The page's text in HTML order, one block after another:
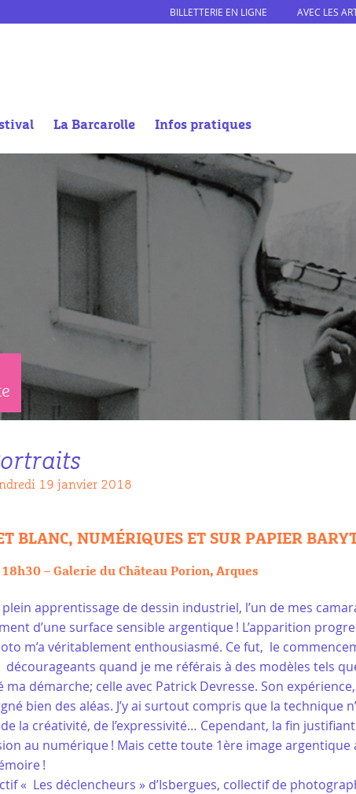
BILLETTERIE EN LIGNE AVEC LES
La Barcarolle Infos pratiques
19 janvier 2018
BLANC, NUMÉRIQUES ET SUR PAPIER
– Galerie du Château Porion, Arques
apprentissage de dessin industriel, l’un de mes
d’une surface sensible argentique ! L’apparition
m’a véritablement enthousiasmé. Ce fut, le
quand je me référais à des modèles tels
démarche; celle avec Patrick Devresse. Son
bien des aléas. J’y ai surtout compris que la
la créativité, de l’expressivité… Cependant, la fin
au numérique ! Mais cette toute 1ère image
!
« Les déclencheurs » d’Isbergues, collectif de